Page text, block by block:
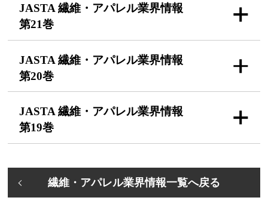
JASTA 繊維・アパレル業界情報
第21巻
JASTA 繊維・アパレル業界情報
第20巻
JASTA 繊維・アパレル業界情報
第19巻
繊維・アパレル業界情報一覧へ戻る